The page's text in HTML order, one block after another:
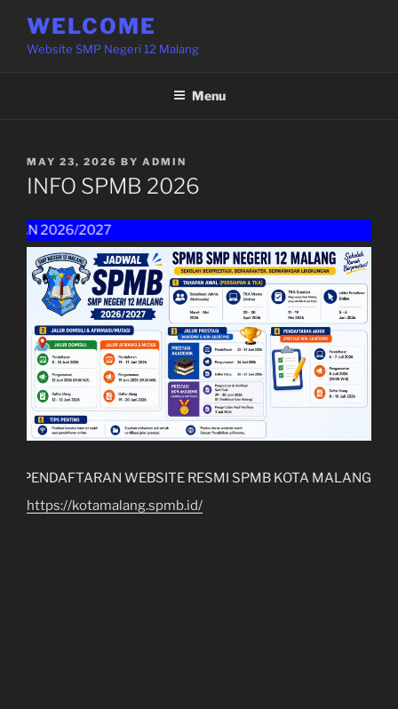
content
WELCOME
Website SMP Negeri 12 Malang
Menu
POSTED
ON
MAY 23, 2026 BY ADMIN
INFO SPMB 2026
2026/2027
LINK PENDAFTARAN WEBSITE RESMI SPMB KOTA
https://kotamalang.spmb.id/